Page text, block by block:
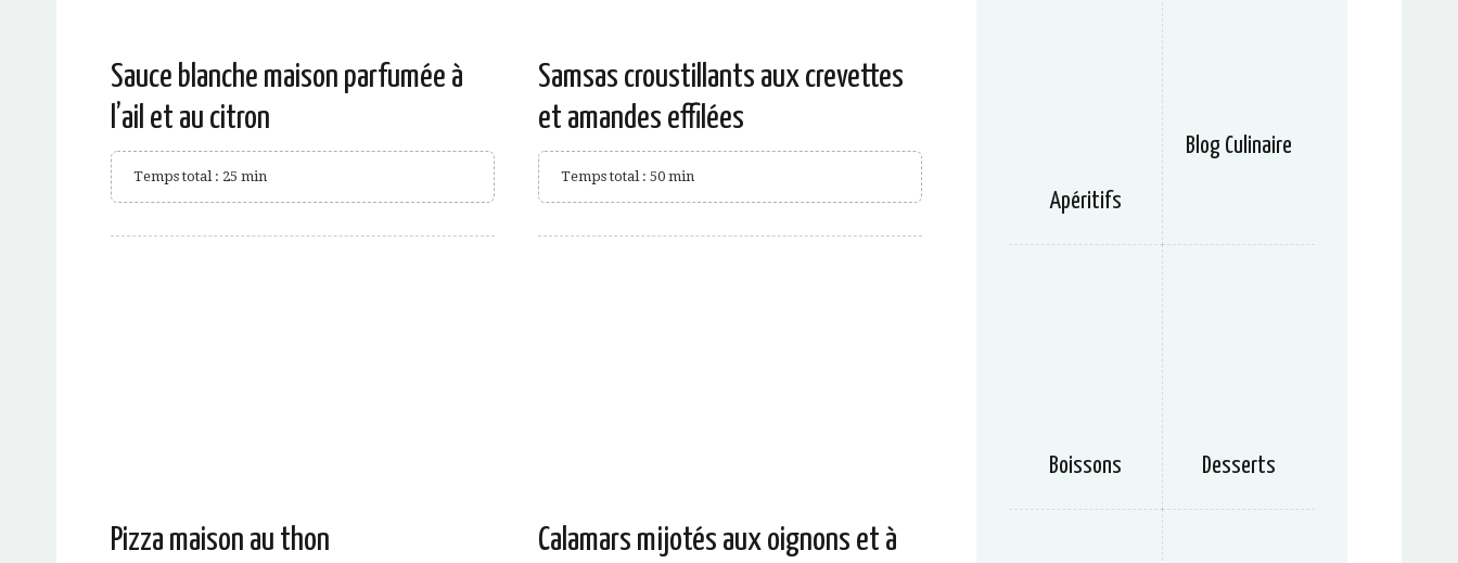
Sauce blanche maison parfumée à
l’ail et au citron
Temps total : 25 min
Samsas croustillants aux crevettes
et amandes effilées
Temps total : 50 min
Pizza maison au thon
Calamars mijotés aux oignons et à
Apéritifs
Blog Culinaire
Boissons Desserts